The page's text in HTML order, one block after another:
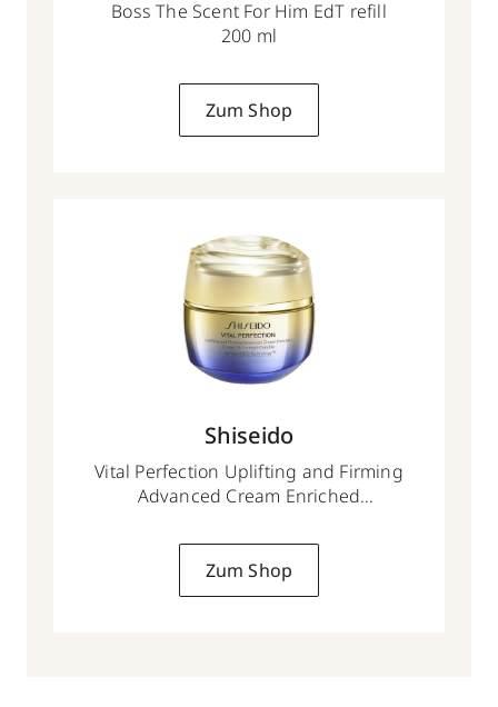
Boss The Scent For Him EdT refill
200 ml
Zum Shop
Shiseido
Vital Perfection Uplifting and Firming
Advanced Cream Enriched
Zum Shop